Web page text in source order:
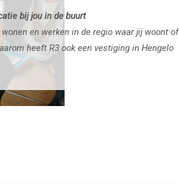
bij jou in de buurt
en werken in de regio waar jij woont of
heeft R3 ook een vestiging in Hengelo